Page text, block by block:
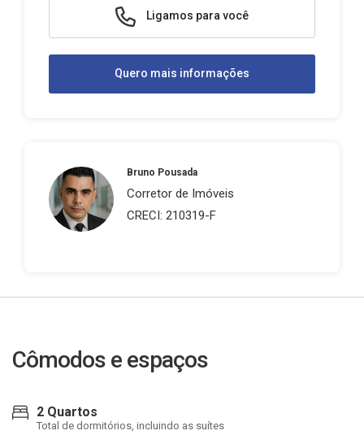
Ligamos para você
Quero mais informações
Bruno Pousada
Corretor de Imóveis
CRECI: 210319-F
Cômodos e espaços
2 Quartos
Total de dormitórios, incluindo as suítes